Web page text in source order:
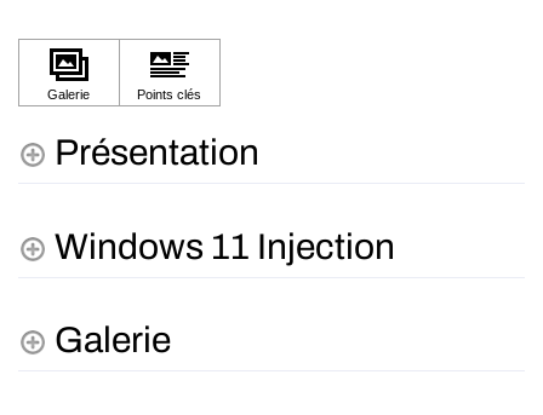
Présentation
Windows 11 Injection
Galerie